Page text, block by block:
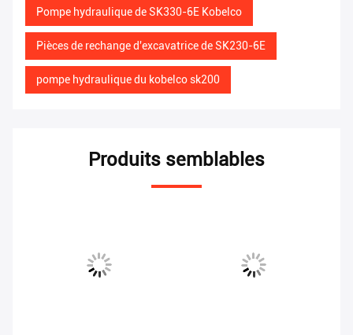
Pompe hydraulique de SK330-6E Kobelco
Pièces de rechange d'excavatrice de SK230-6E
pompe hydraulique du kobelco sk200
Produits semblables